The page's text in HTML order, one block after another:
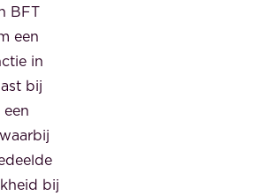
BFT
een
in
bij
bij